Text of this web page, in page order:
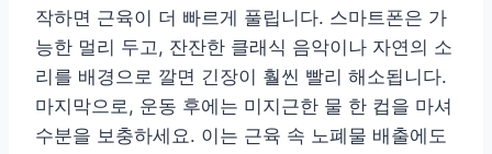
작하면 근육이 더 빠르게 풀립니다. 스마트폰은 가
능한 멀리 두고, 잔잔한 클래식 음악이나 자연의 소
리를 배경으로 깔면 긴장이 훨씬 빨리 해소됩니다.
마지막으로, 운동 후에는 미지근한 물 한 컵을 마셔
수분을 보충하세요. 이는 근육 속 노폐물 배출에도